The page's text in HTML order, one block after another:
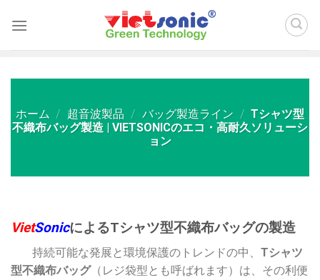
ホーム / 超音波製品 / バッグ製造ライン / Tシャツ型
不織布バッグ製造 | VIETSONICのエコ・高耐久ソリューシ
ョン
VietSonicによるTシャツ型不織布バッグの製造
持続可能な発展と環境保護のトレンドの中、 Tシャツ
型不織布バッグ（レジ袋型とも呼ばれます）は、その利便